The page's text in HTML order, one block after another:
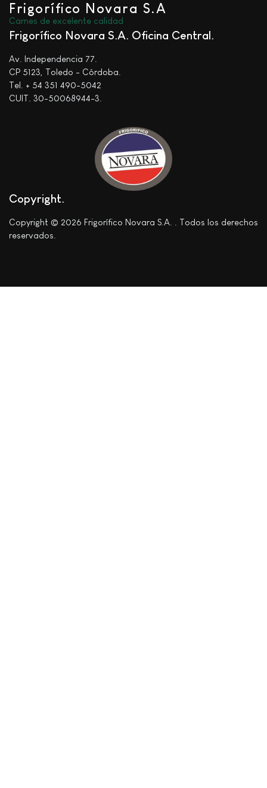
Frigorífico Novara S.A
Carnes de excelente calidad
Frigorífico Novara S.A. Oficina Central
Av. Independencia 77.
CP 5123, Toledo - Córdoba.
Tel. + 54 351 490-5042
CUIT. 30-50068944-3.
Copyright
Copyright © 2026 Frigorífico Novara S.A. . Todos los derechos
reservados.